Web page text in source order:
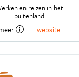
en reizen in het
buitenland
website